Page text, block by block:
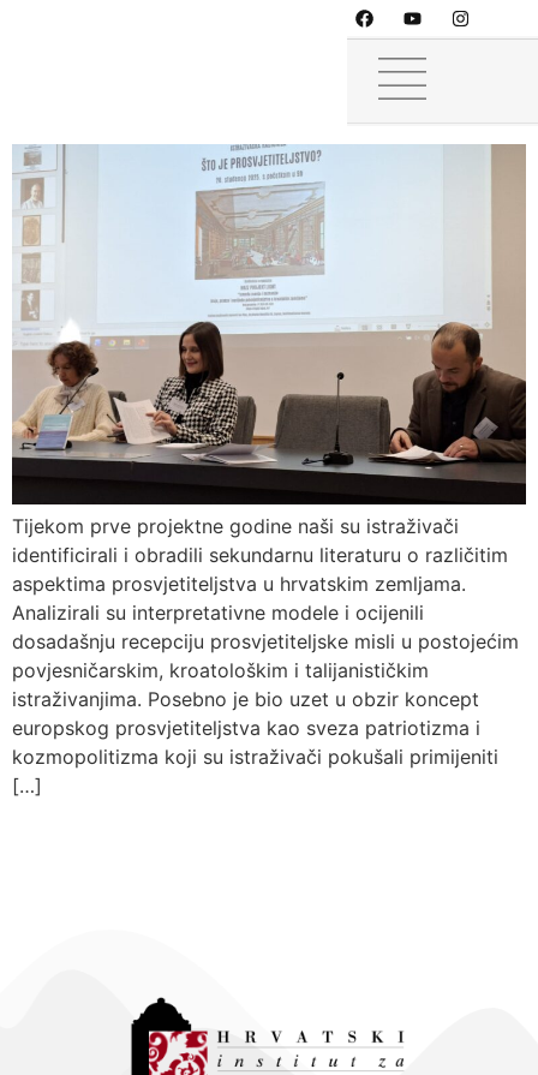
Izvješća s prve istraživačke
Tijekom prve projektne godine naši su istraživači
identificirali i obradili sekundarnu literaturu o različitim
aspektima prosvjetiteljstva u hrvatskim zemljama.
Analizirali su interpretativne modele i ocijenili
dosadašnju recepciju prosvjetiteljske misli u postojećim
povjesničarskim, kroatološkim i talijanističkim
istraživanjima. Posebno je bio uzet u obzir koncept
europskog prosvjetiteljstva kao sveza patriotizma i
kozmopolitizma koji su istraživači pokušali primijeniti
[…]